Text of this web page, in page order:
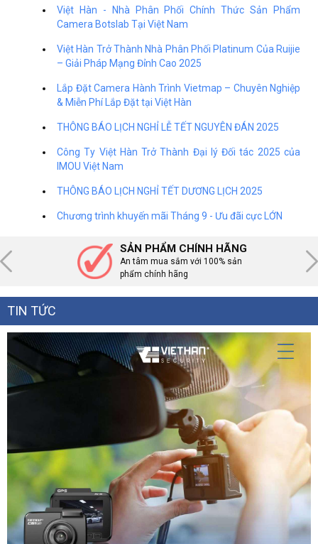
Việt Hàn - Nhà Phân Phối Chính Thức Sản Phẩm
Camera Botslab Tại Việt Nam
Việt Hàn Trở Thành Nhà Phân Phối Platinum Của Ruijie
– Giải Pháp Mạng Đỉnh Cao 2025
Lắp Đặt Camera Hành Trình Vietmap – Chuyên Nghiệp
& Miễn Phí Lắp Đặt tại Việt Hàn
THÔNG BÁO LỊCH NGHỈ LỄ TẾT NGUYÊN ĐÁN 2025
Công Ty Việt Hàn Trở Thành Đại lý Đối tác 2025 của
IMOU Việt Nam
THÔNG BÁO LỊCH NGHỈ TẾT DƯƠNG LỊCH 2025
Chương trình khuyến mãi Tháng 9 - Ưu đãi cực LỚN
SẢN PHẨM CHÍNH HÃNG
An tâm mua sắm với 100% sản
phẩm chính hãng
TIN TỨC